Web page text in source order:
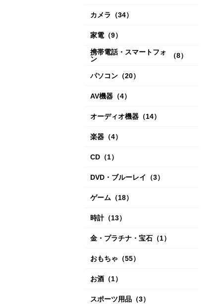
カメラ （34）
家電 （9）
携帯電話・スマートフォ
ン
（8）
パソコン （20）
AV機器 （4）
オーディオ機器 （14）
楽器 （4）
CD （1）
DVD・ブルーレイ （3）
ゲーム （18）
時計（13）
金・プラチナ・宝石 （1）
おもちゃ （55）
お酒 （1）
スポーツ用品 （3）